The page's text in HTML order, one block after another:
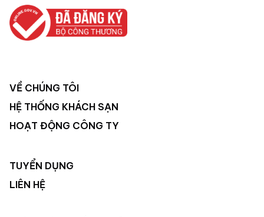
VỀ CHÚNG TÔI
HỆ THỐNG KHÁCH SẠN
HOẠT ĐỘNG CÔNG TY
TUYỂN DỤNG
LIÊN HỆ